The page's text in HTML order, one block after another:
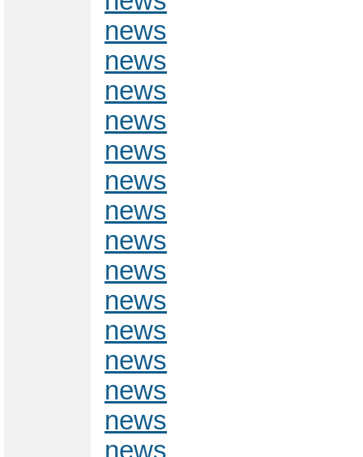
news
news
news
news
news
news
news
news
news
news
news
news
news
news
news